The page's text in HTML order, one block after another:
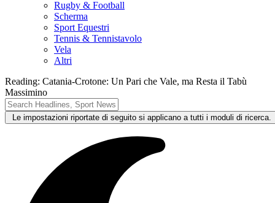
Rugby & Football
Scherma
Sport Equestri
Tennis & Tennistavolo
Vela
Altri
Reading: Catania-Crotone: Un Pari che Vale, ma Resta il Tabù
Massimino